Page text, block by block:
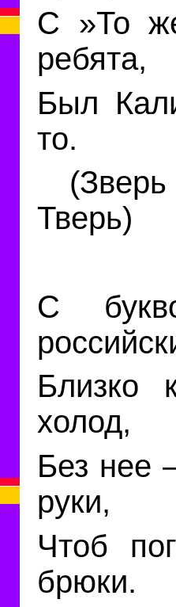
С »То
ребята,
Был
то.
Тверь)
С
Близко
холод,
Без нее
руки,
Чтоб
брюки.